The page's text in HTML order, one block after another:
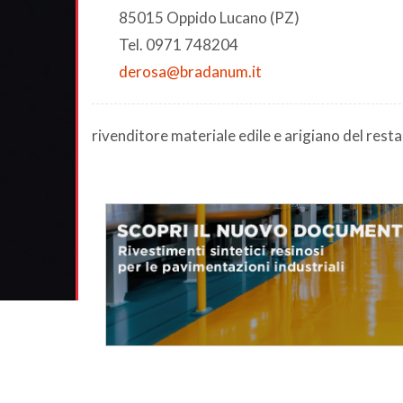
85015 Oppido Lucano (PZ)
Tel. 0971 748204
derosa@bradanum.it
rivenditore materiale edile e arigiano del